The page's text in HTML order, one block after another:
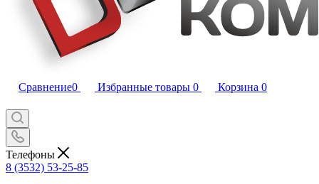
Сравнение0 Избранные товары 0 Корзина 0
Телефоны
8 (3532) 53-25-85